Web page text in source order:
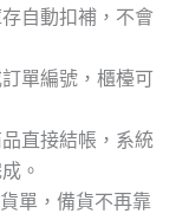
自動扣補，不會
單編號，櫃檯可
品直接結帳，系統
。
單，備貨不再靠